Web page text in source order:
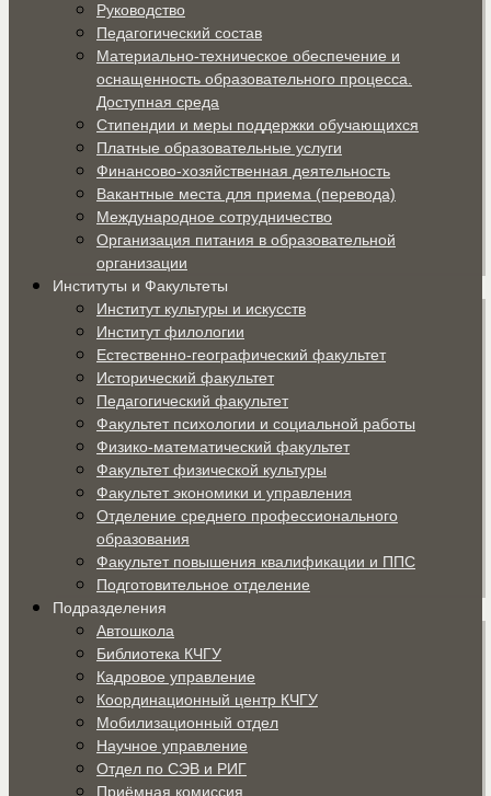
Руководство
Педагогический состав
Материально-техническое обеспечение и
оснащенность образовательного процесса.
Доступная среда
Стипендии и меры поддержки обучающихся
Платные образовательные услуги
Финансово-хозяйственная деятельность
Вакантные места для приема (перевода)
Международное сотрудничество
Организация питания в образовательной
организации
Институты и Факультеты
Институт культуры и искусств
Институт филологии
Естественно-географический факультет
Исторический факультет
Педагогический факультет
Факультет психологии и социальной работы
Физико-математический факультет
Факультет физической культуры
Факультет экономики и управления
Отделение среднего профессионального
образования
Факультет повышения квалификации и ППС
Подготовительное отделение
Подразделения
Автошкола
Библиотека КЧГУ
Кадровое управление
Координационный центр КЧГУ
Мобилизационный отдел
Научное управление
Отдел по СЭВ и РИГ
Приёмная комиссия